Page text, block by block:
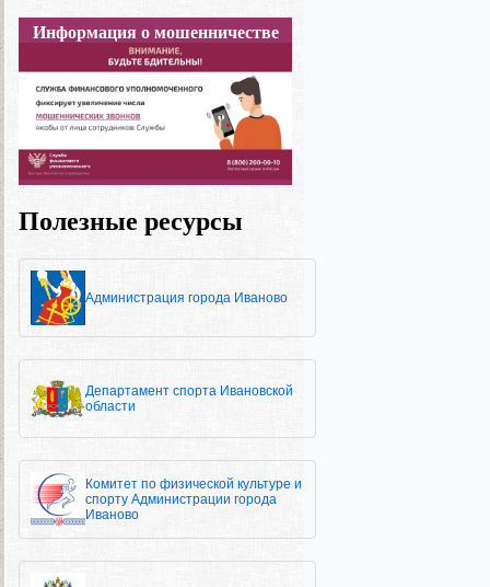
Информация о мошенничестве
Полезные ресурсы
Администрация города Иваново
Департамент спорта Ивановской
области
Комитет по физической культуре и
спорту Администрации города
Иваново